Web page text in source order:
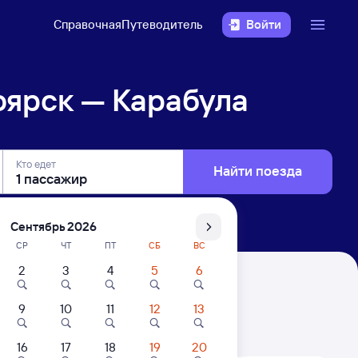
СправочнаяПутеводитель Войти
— Карабула
Кто едет Найти поезда
Цены за 1 пассажира
Сентябрь 2026
СР ЧТ ПТ СБ ВС
2 3 4 5 6
9 10 11 12 13
16 17 18 19 20